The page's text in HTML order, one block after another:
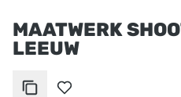
MAATWERK
LEEUW